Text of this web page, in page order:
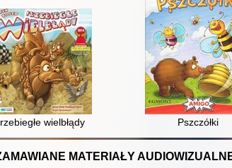
wielbłądy Pszczółki
MATERIAŁY